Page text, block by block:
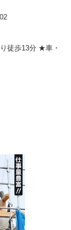
徒歩13分 ★車・